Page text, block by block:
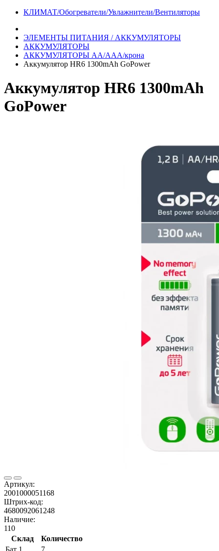
КЛИМАТ/Обогреватели/Увлажнители/Вентиляторы
ЭЛЕМЕНТЫ ПИТАНИЯ / АККУМУЛЯТОРЫ
АККУМУЛЯТОРЫ
АККУМУЛЯТОРЫ АА/ААА/крона
Аккумулятор HR6 1300mAh GoPower
Аккумулятор HR6 1300mAh
GoPower
Артикул:
2001000051168
Штрих-код:
4680092061248
Наличие:
110
Склад
Количество
Бат 1
7